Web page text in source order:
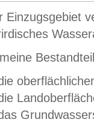
Einzugsgebiet